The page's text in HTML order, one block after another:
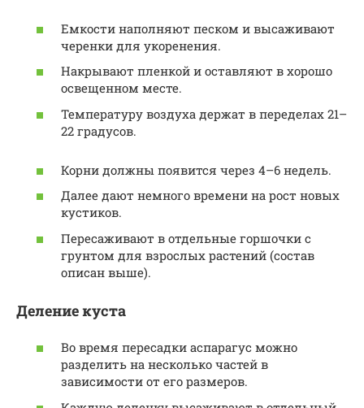
Емкости наполняют песком и высаживают
черенки для укоренения.
Накрывают пленкой и оставляют в хорошо
освещенном месте.
Температуру воздуха держат в переделах 21–
22 градусов.
Корни должны появится через 4–6 недель.
Далее дают немного времени на рост новых
кустиков.
Пересаживают в отдельные горшочки с
грунтом для взрослых растений (состав
описан выше).
Деление куста
Во время пересадки аспарагус можно
разделить на несколько частей в
зависимости от его размеров.